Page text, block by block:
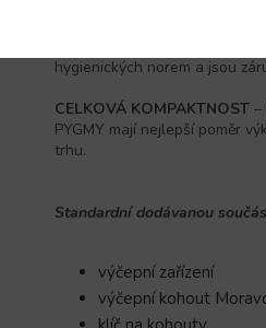
hygienických norem a jsou
CELKOVÁ KOMPAKTNOST –
PYGMY mají nejlepší poměr
trhu.
Standardní dodávanou
výčepní zařízení
výčepní kohout